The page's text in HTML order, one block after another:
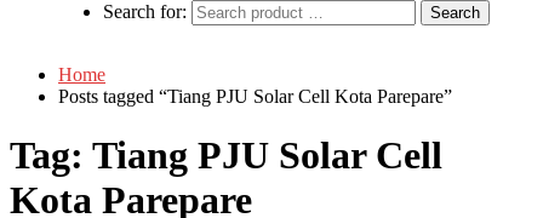
Search for:
Home
Posts tagged “Tiang PJU Solar Cell Kota Parepare”
Tag: Tiang PJU Solar Cell
Kota Parepare